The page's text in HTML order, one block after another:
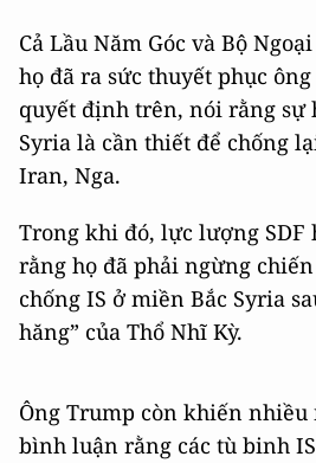
Cả Lầu Năm Góc và Bộ
họ đã ra sức thuyết phục
quyết định trên, nói rằng sự
Syria là cần thiết để chống
Iran, Nga.
Trong khi đó, lực lượng SDF
rằng họ đã phải ngừng
chống IS ở miền Bắc Syria
hăng” của Thổ Nhĩ Kỳ.
Ông Trump còn khiến
bình luận rằng các tù binh